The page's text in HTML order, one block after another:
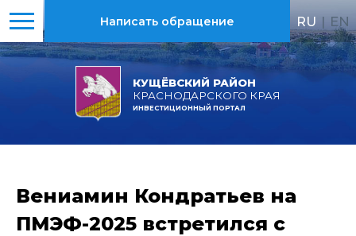
КУЩЁВСКИЙ РАЙОН
КРАСНОДАРСКОГО КРАЯ
ИНВЕСТИЦИОННЫЙ ПОРТАЛ
Написать обращение RU | EN
Вениамин Кондратьев на
ПМЭФ-2025 встретился с